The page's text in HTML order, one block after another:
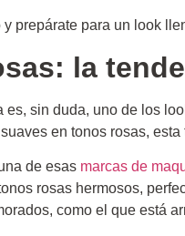
y prepárate para un look
la
es, sin duda, uno de los
en tonos rosas,
de esas marcas de
rosas hermosos,
como el que está